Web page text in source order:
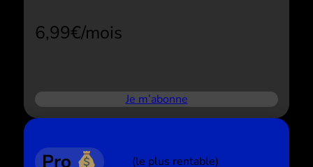
6,99€/mois
Je m’abonne
Pro (le plus rentable)